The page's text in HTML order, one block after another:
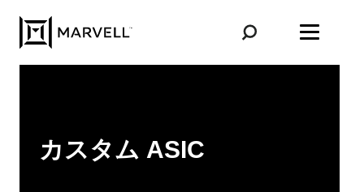
カスタム ASIC